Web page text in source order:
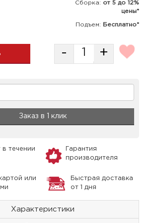
Сборка: от 5 до 12%
цены*
Подъем: Бесплатно*
- +
Заказ в 1 клик
в течении
Гарантия
производителя
или
Быстрая доставка
от 1 дня
Характеристики